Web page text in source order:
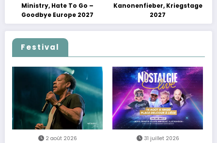
Ministry, Hate To Go –
Goodbye Europe 2027
Kanonenfieber, Kriegstage
2027
Festival
2 août 2026 31 juillet 2026